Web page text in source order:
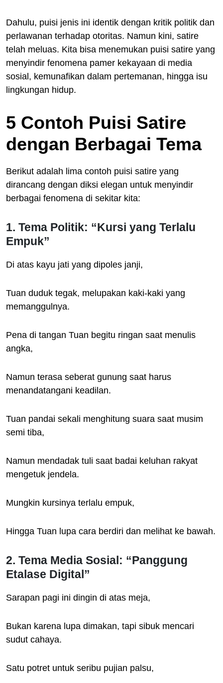
Dahulu, puisi jenis ini identik dengan kritik politik dan
perlawanan terhadap otoritas. Namun kini, satire
telah meluas. Kita bisa menemukan puisi satire yang
menyindir fenomena pamer kekayaan di media
sosial, kemunafikan dalam pertemanan, hingga isu
lingkungan hidup.
5 Contoh Puisi Satire
dengan Berbagai Tema
Berikut adalah lima contoh puisi satire yang
dirancang dengan diksi elegan untuk menyindir
berbagai fenomena di sekitar kita:
1. Tema Politik: “Kursi yang Terlalu
Empuk”
Di atas kayu jati yang dipoles janji,
Tuan duduk tegak, melupakan kaki-kaki yang
memanggulnya.
Pena di tangan Tuan begitu ringan saat menulis
angka,
Namun terasa seberat gunung saat harus
menandatangani keadilan.
Tuan pandai sekali menghitung suara saat musim
semi tiba,
Namun mendadak tuli saat badai keluhan rakyat
mengetuk jendela.
Mungkin kursinya terlalu empuk,
Hingga Tuan lupa cara berdiri dan melihat ke bawah.
2. Tema Media Sosial: “Panggung
Etalase Digital”
Sarapan pagi ini dingin di atas meja,
Bukan karena lupa dimakan, tapi sibuk mencari
sudut cahaya.
Satu potret untuk seribu pujian palsu,